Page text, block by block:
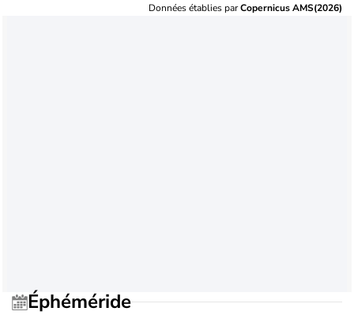
Données établies parCopernicus AMS(2026)
Éphéméride